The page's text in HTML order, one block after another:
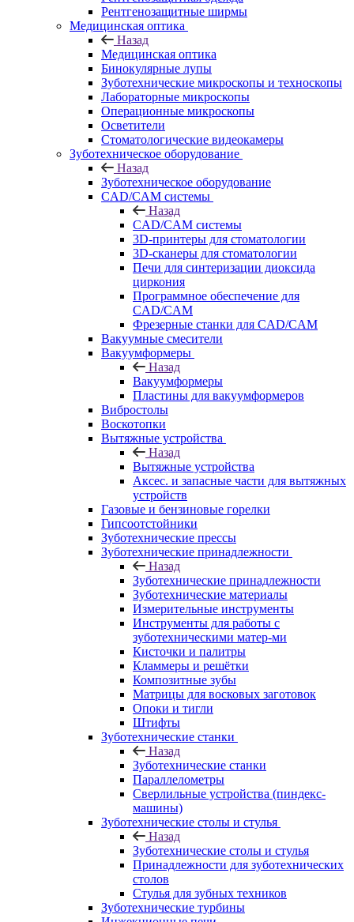
Рентгенозащитные ширмы
Медицинская оптика
Назад
Медицинская оптика
Бинокулярные лупы
Зуботехнические микроскопы и техноскопы
Лабораторные микроскопы
Операционные микроскопы
Осветители
Стоматологические видеокамеры
Зуботехническое оборудование
Назад
Зуботехническое оборудование
CAD/CAM системы
Назад
CAD/CAM системы
3D-принтеры для стоматологии
3D-сканеры для стоматологии
Печи для синтеризации диоксида
циркония
Программное обеспечение для
CAD/CAM
Фрезерные станки для CAD/CAM
Вакуумные смесители
Вакуумформеры
Назад
Вакуумформеры
Пластины для вакуумформеров
Вибростолы
Воскотопки
Вытяжные устройства
Назад
Вытяжные устройства
Аксес. и запасные части для вытяжных
устройств
Газовые и бензиновые горелки
Гипсоотстойники
Зуботехнические прессы
Зуботехнические принадлежности
Назад
Зуботехнические принадлежности
Зуботехнические материалы
Измерительные инструменты
Инструменты для работы с
зуботехническими матер-ми
Кисточки и палитры
Кламмеры и решётки
Композитные зубы
Матрицы для восковых заготовок
Опоки и тигли
Штифты
Зуботехнические станки
Назад
Зуботехнические станки
Параллелометры
Сверлильные устройства (пиндекс-
машины)
Зуботехнические столы и стулья
Назад
Зуботехнические столы и стулья
Принадлежности для зуботехнических
столов
Стулья для зубных техников
Зуботехнические турбины